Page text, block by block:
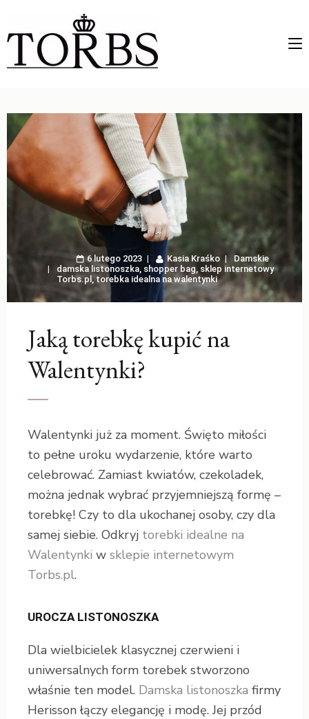
6 lutego 2023 Kasia Kraśko
Damskie
damska listonoszka, shopper bag, sklep internetowy
Torbs.pl ,torebka idealna na walentynki
Jaką torebkę kupić na
Walentynki?
Walentynki już za moment. Święto miłości
to pełne uroku wydarzenie, które warto
celebrować. Zamiast kwiatów, czekoladek,
można jednak wybrać przyjemniejszą formę –
torebkę! Czy to dla ukochanej osoby, czy dla
samej siebie. Odkryj torebki idealne na
Walentynki w sklepie internetowym
Torbs.pl.
UROCZA LISTONOSZKA
Dla wielbicielek klasycznej czerwieni i
uniwersalnych form torebek stworzono
właśnie ten model. Damska listonoszka firmy
Herisson łączy elegancję i modę. Jej przód